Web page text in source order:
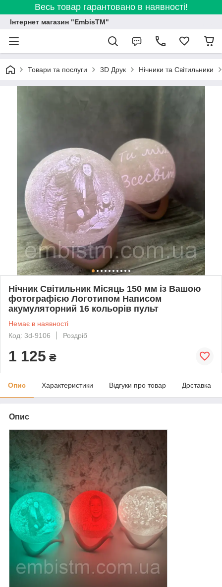
Весь товар гарантовано в наявності!
Інтернет магазин "EmbisTM"
Товари та послуги 3D Друк Нічники та Світильники
Нічник Світильник Місяць 150 мм із Вашою
фотографією Логотипом Написом
акумуляторний 16 кольорів пульт
Немає в наявності
Код: 3d-9106
Роздріб
1 125 ₴
Опис Характеристики Відгуки про товар Доставка
Опис